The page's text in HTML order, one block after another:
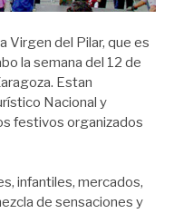
Virgen del Pilar, que es
la semana del 12 de
Estan
Nacional y
festivos organizados
infantiles, mercados,
de sensaciones y